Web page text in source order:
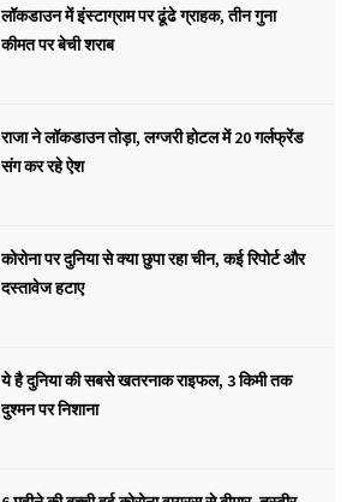
लॉकडाउन में इंस्टाग्राम पर ढूंढे ग्राहक, तीन गुना
कीमत पर बेची शराब
राजा ने लॉकडाउन तोड़ा, लग्जरी होटल में 20 गर्लफ्रेंड
संग कर रहे ऐश
कोरोना पर दुनिया से क्या छुपा रहा चीन, कई रिपोर्ट और
दस्तावेज हटाए
ये है दुनिया की सबसे खतरनाक राइफल, 3 किमी तक
दुश्मन पर निशाना